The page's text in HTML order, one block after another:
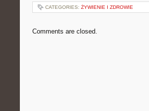
CATEGORIES: ŻYWIENIE I ZDROWIE
Comments are closed.